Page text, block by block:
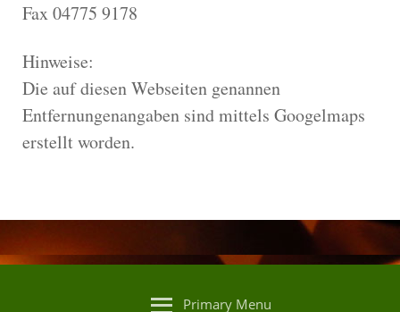
Fax 04775 9178
Hinweise:
Die auf diesen Webseiten genannen
Entfernungenangaben sind mittels Googelmaps
erstellt worden.
Primary Menu